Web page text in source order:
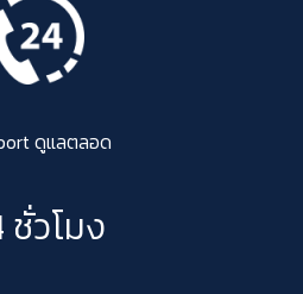
ดูแลตลอด
ชั่วโมง